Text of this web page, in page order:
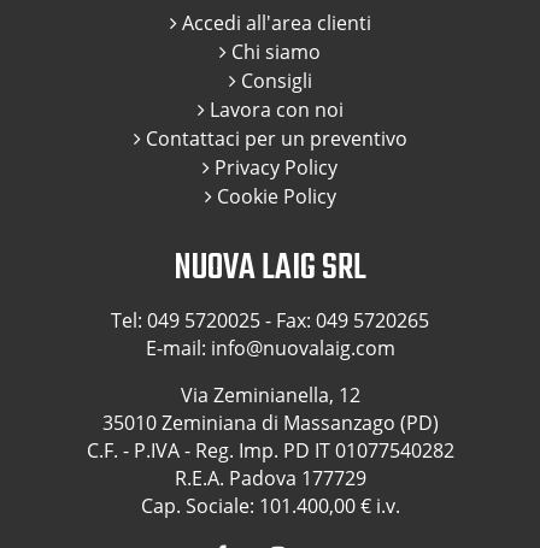
NUOVA LAIG SRL
Tel: 049 5720025- Fax: 049 5720265
E-mail: info@nuovalaig.com
Via Zeminianella, 12
35010 Zeminiana di Massanzago (PD)
C.F. - P.IVA - Reg. Imp. PD IT 01077540282
R.E.A. Padova 177729
Cap. Sociale: 101.400,00 € i.v.
Accedi all'area clienti
Chi siamo
Consigli
Lavora con noi
Contattaci per un preventivo
Privacy Policy
Cookie Policy